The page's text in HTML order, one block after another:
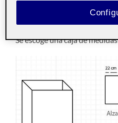
universal, para solventar
Se escoge una caja de